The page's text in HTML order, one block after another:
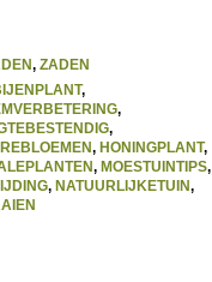
, ZADEN
,
,
,
, HONINGPLANT,
, MOESTUINTIPS,
, NATUURLIJKETUIN,